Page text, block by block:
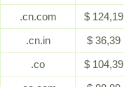
.cn.com
$ 124,19
.cn.in
$ 36,39
.co
$ 104,39